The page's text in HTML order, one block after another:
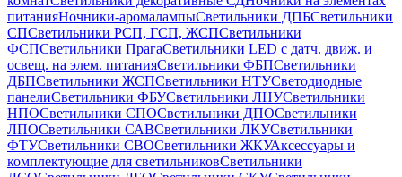
питанияНочники-аромалампыСветильники ДПБСветильники
СПСветильники РСП, ГСП, ЖСПСветильники
ФСПСветильники ПрагаСветильники LED с датч. движ. и
освещ. на элем. питанияСветильники ФБПСветильники
ДБПСветильники ЖСПСветильники НТУСветодиодные
панелиСветильники ФБУСветильники ЛНУСветильники
НПОСветильники СПОСветильники ДПОСветильники
ЛПОСветильники САВСветильники ЛКУСветильники
ФТУСветильники СВОСветильники ЖКУАксессуары и
комплектующие для светильниковСветильники